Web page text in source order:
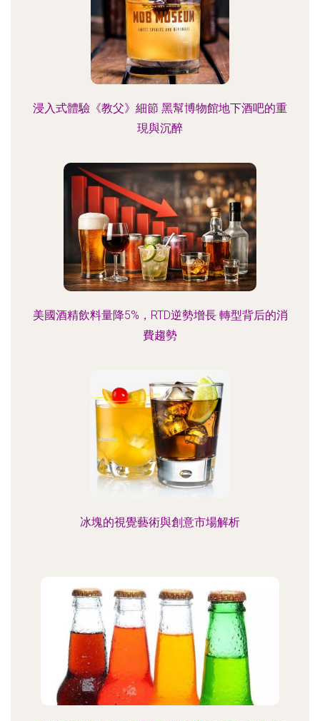
浸入式體驗《教父》細節 黑幫博物館地下酒吧的重
現與沉醉
美國酒精飲料量降5%，RTD逆勢增長 轉型背后的消
費趨勢
冰塊的視覺藝術與創意市場解析